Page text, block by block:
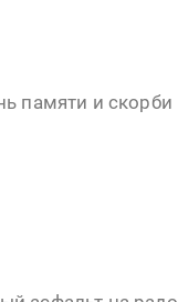
памяти и скорби